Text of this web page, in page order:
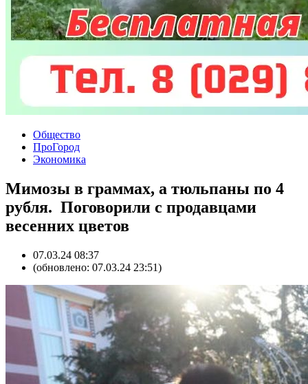
Общество
ПроГород
Экономика
Мимозы в граммах, а тюльпаны по 4
рубля. Поговорили с продавцами
весенних цветов
07.03.24 08:37
(обновлено: 07.03.24 23:51)